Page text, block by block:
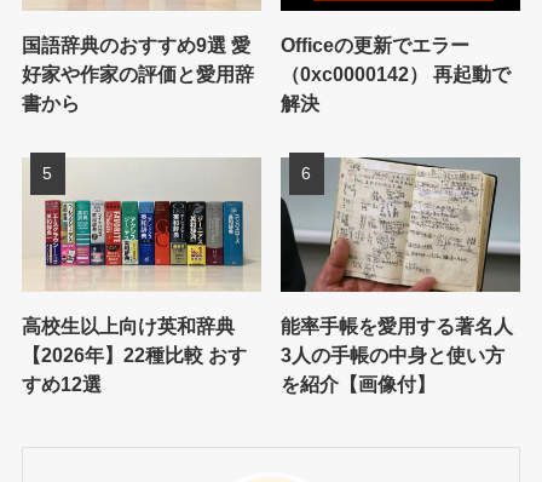
国語辞典のおすすめ9選 愛
好家や作家の評価と愛用辞
書から
Officeの更新でエラー
（0xc0000142） 再起動で
解決
高校生以上向け英和辞典
【2026年】22種比較 おす
すめ12選
能率手帳を愛用する著名人
3人の手帳の中身と使い方
を紹介【画像付】